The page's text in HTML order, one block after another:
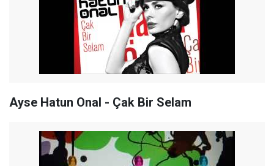
Ayse Hatun Onal - Çak Bir Selam